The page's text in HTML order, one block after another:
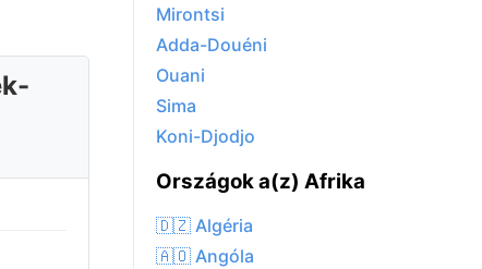
Mirontsi
Adda-Douéni
Ouani
Sima
Koni-Djodjo
Országok a(z) Afrika
🇩🇿 Algéria
🇦🇴 Angóla